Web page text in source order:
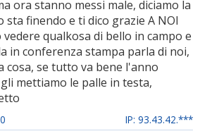
ora stanno messi male, diciamo la
sta finendo e ti dico grazie A NOI
qualkosa di bello in campo e
in conferenza stampa parla di noi,
cosa, se tutto va bene l'anno
mettiamo le palle in testa,
IP: 93.43.42.***